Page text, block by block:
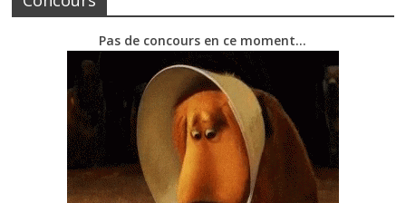
Pas de concours en ce moment…